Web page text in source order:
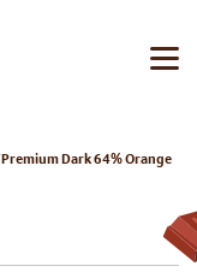
Premium Dark 64% Orange